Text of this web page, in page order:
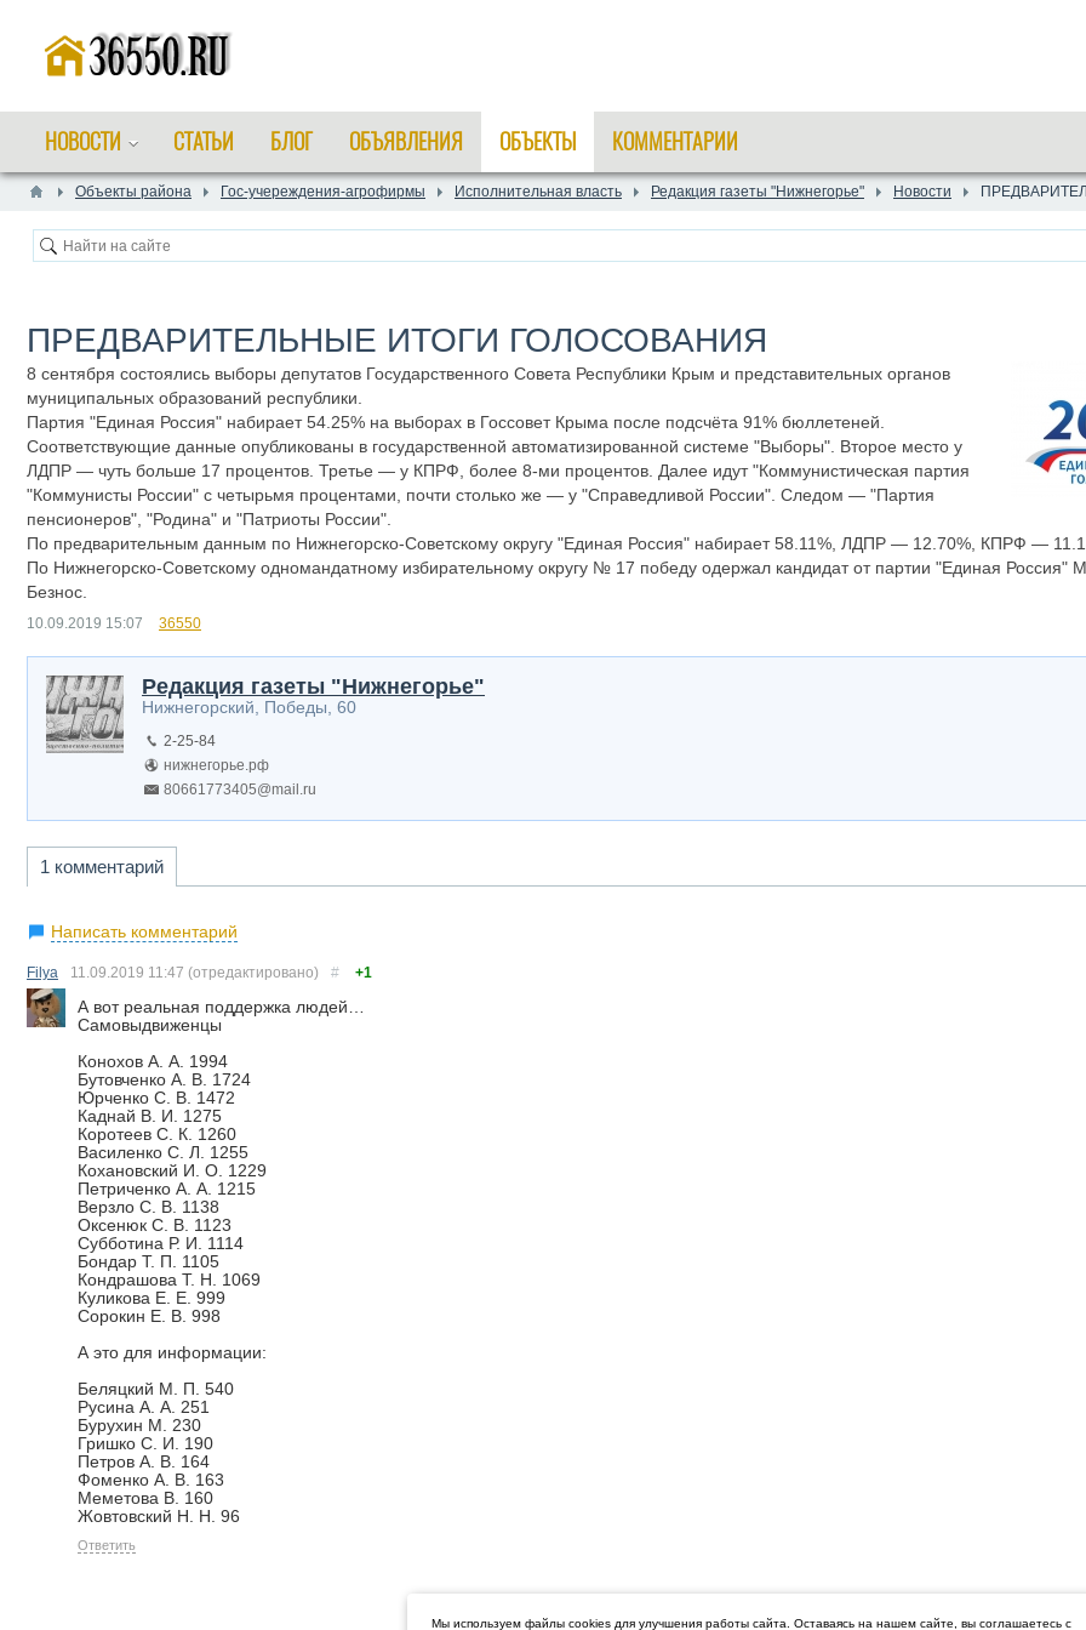
НОВОСТИ СТАТЬИ БЛОГ ОБЪЯВЛЕНИЯ ОБЪЕКТЫ КОММЕНТАРИИ
Объекты района Гос-учереждения-агрофирмы Исполнительная власть Редакция газеты "Нижнегорье" Новости
ПРЕДВАРИТЕЛЬНЫЕ ИТОГИ ГОЛОСОВАНИЯ
8 сентября состоялись выборы депутатов Государственного Совета Республики Крым и представительных органов
муниципальных образований республики.
Партия "Единая Россия" набирает 54.25% на выборах в Госсовет Крыма после подсчёта 91% бюллетеней.
Соответствующие данные опубликованы в государственной автоматизированной системе "Выборы". Второе место у
ЛДПР — чуть больше 17 процентов. Третье — у КПРФ, более 8-ми процентов. Далее идут "Коммунистическая партия
"Коммунисты России" с четырьмя процентами, почти столько же — у "Справедливой России". Следом — "Партия
пенсионеров", "Родина" и "Патриоты России".
По предварительным данным по Нижнегорско-Советскому округу "Единая Россия" набирает 58.11%, ЛДПР — 12.70%, КПРФ —
По Нижнегорско-Советскому одномандатному избирательному округу № 17 победу одержал кандидат от партии "Единая Россия"
Безнос.
10.09.2019 15:07 36550
Редакция газеты "Нижнегорье"
Нижнегорский, Победы, 60
2-25-84
нижнегорье.рф
80661773405@mail.ru
1 комментарий
Написать комментарий
Filya 11.09.2019 11:47 (отредактировано) # +1
А вот реальная поддержка людей…
Самовыдвиженцы
Конохов А. А. 1994
Бутовченко А. В. 1724
Юрченко С. В. 1472
Каднай В. И. 1275
Коротеев С. К. 1260
Василенко С. Л. 1255
Кохановский И. О. 1229
Петриченко А. А. 1215
Верзло С. В. 1138
Оксенюк С. В. 1123
Субботина Р. И. 1114
Бондар Т. П. 1105
Кондрашова Т. Н. 1069
Куликова Е. Е. 999
Сорокин Е. В. 998
А это для информации:
Беляцкий М. П. 540
Русина А. А. 251
Бурухин М. 230
Гришко С. И. 190
Петров А. В. 164
Фоменко А. В. 163
Меметова В. 160
Жовтовский Н. Н. 96
Ответить
Мы используем файлы cookies для улучшения работы сайта. Оставаясь на нашем сайте, вы соглашаетесь с